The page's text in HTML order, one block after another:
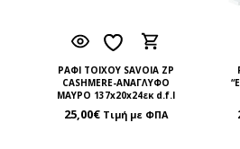
ΡΑΦΙ ΤΟΙΧΟΥ SAVOIA ZP
CASHMERE-ΑΝΑΓΛΥΦΟ
ΜΑΥΡΟ 137x20x24εκ d.f.l
25,00€ Τιμή με ΦΠΑ